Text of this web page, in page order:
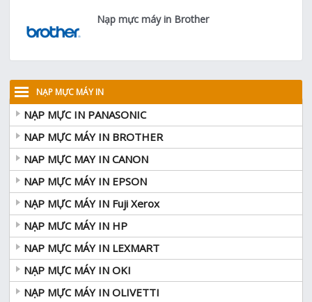
Nạp mực máy in Brother
NẠP MỰC MÁY IN
NẠP MỰC IN PANASONIC
NAP MỰC MÁY IN BROTHER
NAP MỰC MAY IN CANON
NAP MỰC MÁY IN EPSON
NẠP MỰC MÁY IN Fuji Xerox
NẠP MƯC MÁY IN HP
NAP MỰC MÁY IN LEXMART
NẠP MỰC MÁY IN OKI
NẠP MỰC MÁY IN OLIVETTI